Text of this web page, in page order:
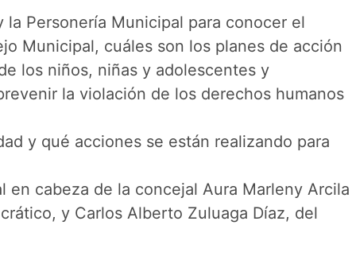
Personería Municipal para conocer el
Municipal, cuáles son los planes de acción
los niños, niñas y adolescentes y
la violación de los derechos humanos
y qué acciones se están realizando para
cabeza de la concejal Aura Marleny Arcila
y Carlos Alberto Zuluaga Díaz, del